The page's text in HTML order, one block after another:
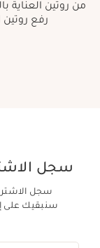
من روتين
رفع
سجل
سجل الاشتراك
سنبقيك على